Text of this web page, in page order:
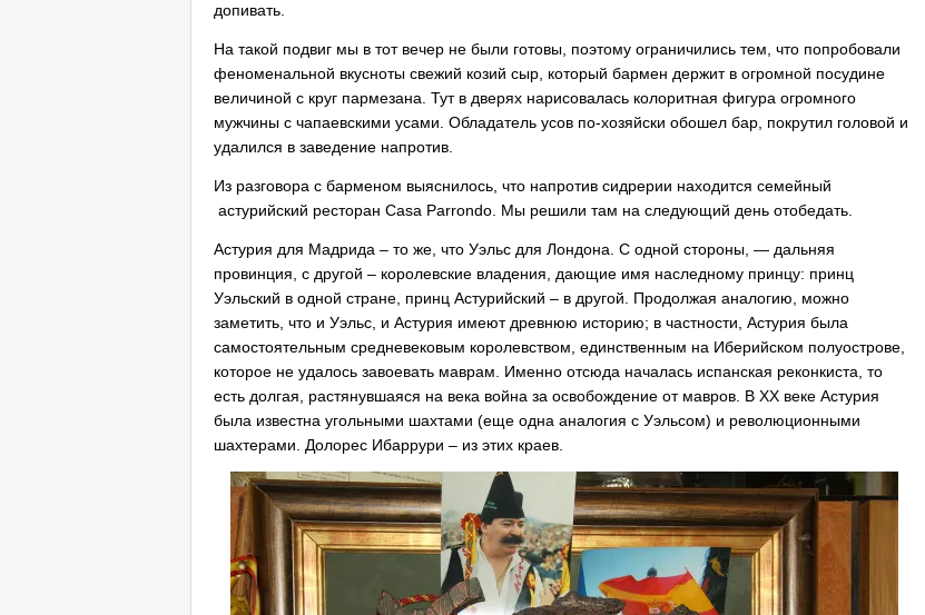
допивать.
На такой подвиг мы в тот вечер не были готовы, поэтому ограничились тем, что попробовали
феноменальной вкусноты свежий козий сыр, который бармен держит в огромной посудине
величиной с круг пармезана. Тут в дверях нарисовалась колоритная фигура огромного
мужчины с чапаевскими усами. Обладатель усов по-хозяйски обошел бар, покрутил головой и
удалился в заведение напротив.
Из разговора с барменом выяснилось, что напротив сидрерии находится семейный
астурийский ресторан Casa Parrondo. Мы решили там на следующий день отобедать.
Астурия для Мадрида – то же, что Уэльс для Лондона. С одной стороны, — дальняя
провинция, с другой – королевские владения, дающие имя наследному принцу: принц
Уэльский в одной стране, принц Астурийский – в другой. Продолжая аналогию, можно
заметить, что и Уэльс, и Астурия имеют древнюю историю; в частности, Астурия была
самостоятельным средневековым королевством, единственным на Иберийском полуострове,
которое не удалось завоевать маврам. Именно отсюда началась испанская реконкиста, то
есть долгая, растянувшаяся на века война за освобождение от мавров. В ХХ веке Астурия
была известна угольными шахтами (еще одна аналогия с Уэльсом) и революционными
шахтерами. Долорес Ибаррури – из этих краев.